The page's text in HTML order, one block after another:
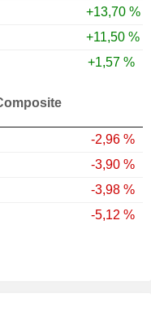
+13,70 %
+11,50 %
+1,57 %
-2,96 %
-3,90 %
-3,98 %
-5,12 %